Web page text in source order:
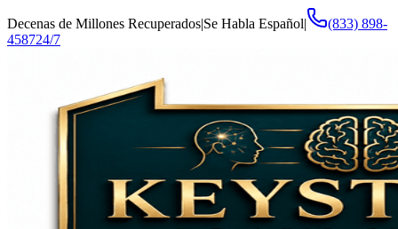
Decenas de Millones Recuperados|Se Habla Español|
(833) 898-
458724/7